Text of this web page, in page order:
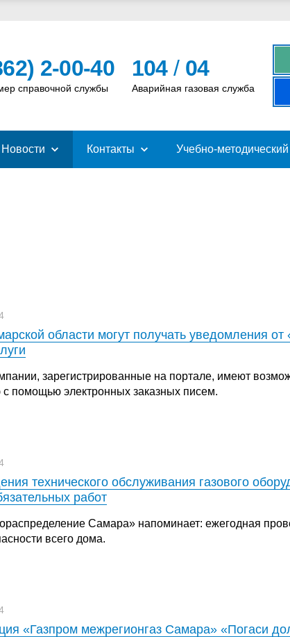
2-00-40
справочной службы
104/ 04
Аварийная газовая служба
Новости Контакты Учебно-
области могут получать уведомления
зарегистрированные на портале, имеют
помощью электронных заказных писем.
технического обслуживания газового
работ
Самара» напоминает: ежегодная
всего дома.
«Газпром межрегионгаз Самара» «Погаси